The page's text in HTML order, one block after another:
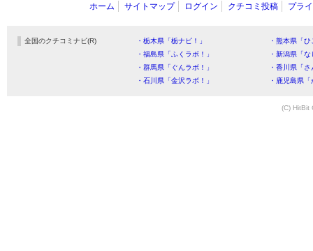
ホーム サイトマップ ログイン クチコミ投稿 プラ
全国のクチコミナビ(R) ・栃木県「栃ナビ！」
・熊本県「
・福島県「ふくラボ！」
・新潟県「
・群馬県「ぐんラボ！」
・香川県「
・石川県「金沢ラボ！」
・鹿児島県
(C) HitBit